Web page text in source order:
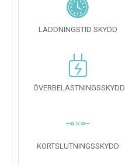
LADDNINGSTID SKYDD
ÖVERBELASTNINGSSKYDD
KORTSLUTNINGSSKYDD